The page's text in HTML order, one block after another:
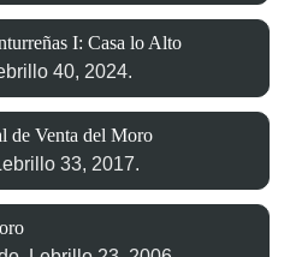
I: Casa lo Alto
40, 2024.
de Venta del Moro
33, 2017.